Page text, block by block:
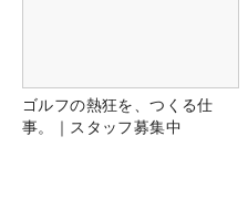
ゴルフの熱狂を、つくる仕
事。｜スタッフ募集中